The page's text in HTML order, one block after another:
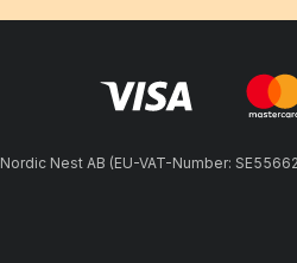
Nordic Nest AB (EU-VAT-Number: